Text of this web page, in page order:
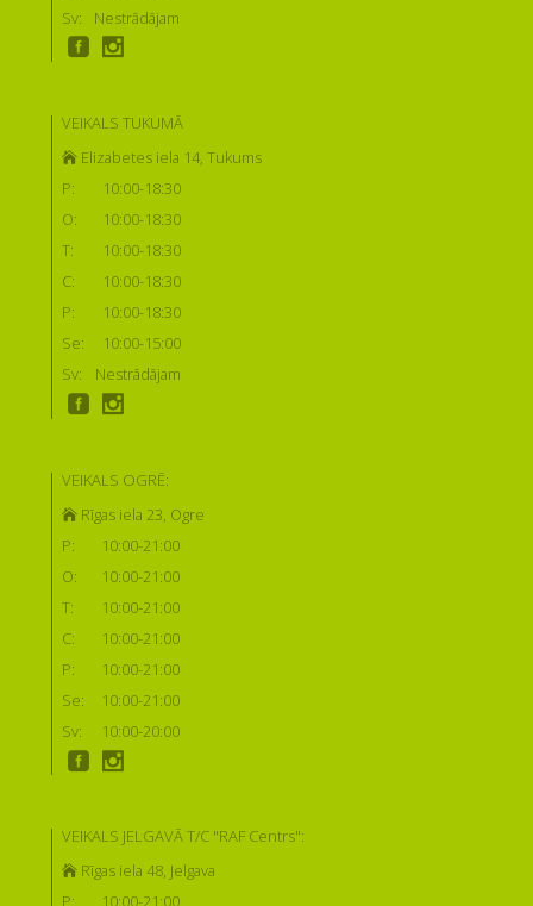
Sv:
Nestrādājam
VEIKALS TUKUMĀ
Elizabetes iela 14, Tukums
P:
10:00-18:30
O:
10:00-18:30
T:
10:00-18:30
C:
10:00-18:30
P:
10:00-18:30
Se:
10:00-15:00
Sv:
Nestrādājam
VEIKALS OGRĒ:
Rīgas iela 23, Ogre
P:
10:00-21:00
O:
10:00-21:00
T:
10:00-21:00
C:
10:00-21:00
P:
10:00-21:00
Se:
10:00-21:00
Sv:
10:00-20:00
VEIKALS JELGAVĀ T/C "RAF Centrs":
Rīgas iela 48, Jelgava
P:
10:00-21:00